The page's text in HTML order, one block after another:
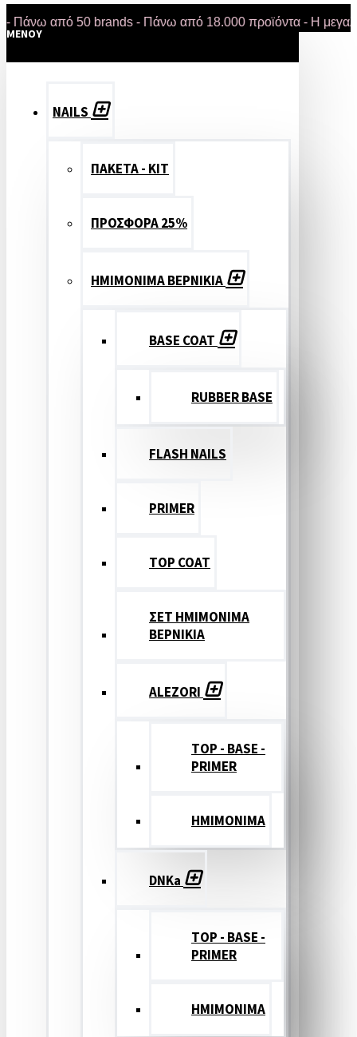
50 brands - Πάνω από 18.000 προϊόντα - Η μεγαλύτερη
MENOY
NAILS
ΠΑΚΕΤΑ - ΚΙΤ
ΠΡΟΣΦΟΡΑ 25%
ΗΜΙΜΟΝΙΜΑ ΒΕΡΝΙΚΙΑ
BASE COAT
RUBBER BASE
FLASH NAILS
PRIMER
TOP COAT
ΣΕΤ ΗΜΙΜΟΝΙΜΑ
ΒΕΡΝΙΚΙΑ
ALEZORI
TOP - BASE -
PRIMER
ΗΜΙΜΟΝΙΜΑ
DNKa
TOP - BASE -
PRIMER
ΗΜΙΜΟΝΙΜΑ